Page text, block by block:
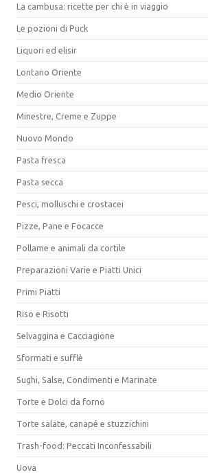
La cambusa: ricette per chi è in viaggio
Le pozioni di Puck
Liquori ed elisir
Lontano Oriente
Medio Oriente
Minestre, Creme e Zuppe
Nuovo Mondo
Pasta fresca
Pasta secca
Pesci, molluschi e crostacei
Pizze, Pane e Focacce
Pollame e animali da cortile
Preparazioni Varie e Piatti Unici
Primi Piatti
Riso e Risotti
Selvaggina e Cacciagione
Sformati e sufflè
Sughi, Salse, Condimenti e Marinate
Torte e Dolci da forno
Torte salate, canapé e stuzzichini
Trash-food: Peccati Inconfessabili
Uova